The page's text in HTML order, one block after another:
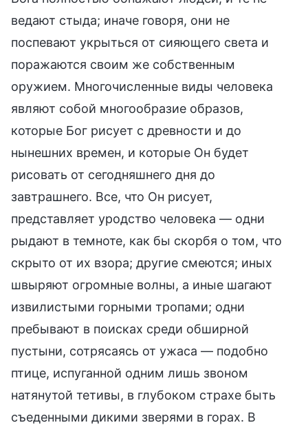
ведают стыда; иначе говоря, они не
поспевают укрыться от сияющего света и
поражаются своим же собственным
оружием. Многочисленные виды человека
являют собой многообразие образов,
которые Бог рисует с древности и до
нынешних времен, и которые Он будет
рисовать от сегодняшнего дня до
завтрашнего. Все, что Он рисует,
представляет уродство человека — одни
рыдают в темноте, как бы скорбя о том, что
скрыто от их взора; другие смеются; иных
швыряют огромные волны, а иные шагают
извилистыми горными тропами; одни
пребывают в поисках среди обширной
пустыни, сотрясаясь от ужаса — подобно
птице, испуганной одним лишь звоном
натянутой тетивы, в глубоком страхе быть
съеденными дикими зверями в горах. В